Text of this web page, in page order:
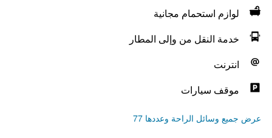
لوازم استحمام مجانية
خدمة النقل من وإلى المطار
انترنت
موقف سيارات
عرض جميع وسائل الراحة وعددها 77